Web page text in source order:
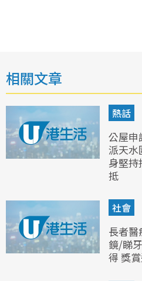
相關文章
熱話
公屋申
派天水
身堅持
抵
社會
長者醫
鏡/睇
得 獎